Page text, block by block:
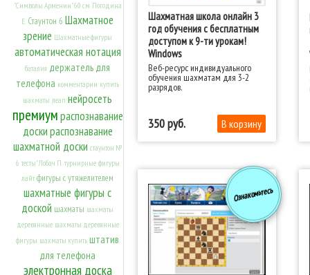
"Символы Армении" 60 см Погодина
Е. Стаунтон 6 Шахматное
зрение Шахматные фигуры
автоматическая нотация
баталия держатель для
телефона комментарии купить
шахматы леап нейросеть
премиумраспознавание
доскираспознавание
шахматной доски стаунтон №
6 тесты" Лобач П. турнирные фигуры
лайт фигуры с утяжелителем
шахматные фигуры с
доской шахматы шахматы
деревянные шахматы деревянные
фигуры шахматы купить штатив
для телефона
электронная доска
Шахматная школа онлайн 3
год обучения с бесплатным
доступом к 9-ти урокам!
Windows
Веб-ресурс индивидуального
обучения шахматам для 3-2
разрядов.
350
Ознакомьтесь